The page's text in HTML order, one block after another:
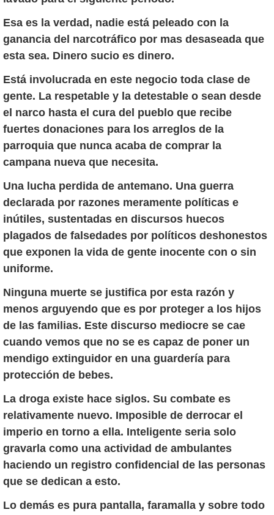
Esa es la verdad, nadie está peleado con la
ganancia del narcotráfico por mas desaseada que
esta sea. Dinero sucio es dinero.
Está involucrada en este negocio toda clase de
gente. La respetable y la detestable o sean desde
el narco hasta el cura del pueblo que recibe
fuertes donaciones para los arreglos de la
parroquia que nunca acaba de comprar la
campana nueva que necesita.
Una lucha perdida de antemano. Una guerra
declarada por razones meramente políticas e
inútiles, sustentadas en discursos huecos
plagados de falsedades por políticos deshonestos
que exponen la vida de gente inocente con o sin
uniforme.
Ninguna muerte se justifica por esta razón y
menos arguyendo que es por proteger a los hijos
de las familias. Este discurso mediocre se cae
cuando vemos que no se es capaz de poner un
mendigo extinguidor en una guardería para
protección de bebes.
La droga existe hace siglos. Su combate es
relativamente nuevo. Imposible de derrocar el
imperio en torno a ella. Inteligente seria solo
gravarla como una actividad de ambulantes
haciendo un registro confidencial de las personas
que se dedican a esto.
Lo demás es pura pantalla, faramalla y sobre todo